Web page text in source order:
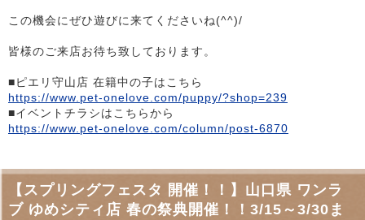
この機会にぜひ遊びに来てくださいね(^^)/
皆様のご来店お待ち致しております。
■ピエリ守山店 在籍中の子はこちら
https://www.pet-onelove.com/puppy/?shop=239
■イベントチラシはこちらから
https://www.pet-onelove.com/column/post-6870
【スプリングフェスタ 開催！！】山口県 ワンラ
ブ ゆめシティ店 春の祭典開催！！3/15～3/30ま